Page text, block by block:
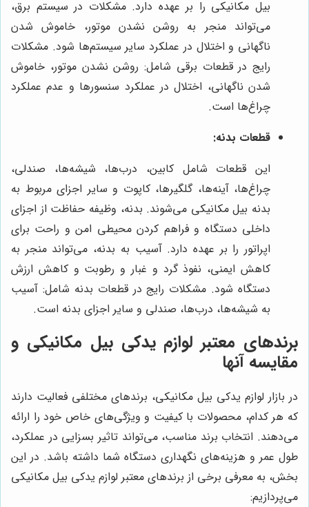
بیل مکانیکی را بر عهده دارد. مشکلات در سیستم برق،
می‌تواند منجر به روشن نشدن موتور، خاموش شدن
ناگهانی و اختلال در عملکرد سایر سیستم‌ها شود. مشکلات
رایج در قطعات برقی شامل: روشن نشدن موتور، خاموش
شدن ناگهانی، اختلال در عملکرد سنسورها و عدم عملکرد
چراغ‌ها است.
قطعات بدنه:
این قطعات شامل کابین، درب‌ها، شیشه‌ها، صندلی،
چراغ‌ها، آینه‌ها، گلگیرها، کاپوت و سایر اجزای مربوط به
بدنه بیل مکانیکی می‌شوند. بدنه، وظیفه حفاظت از اجزای
داخلی دستگاه و فراهم کردن محیطی امن و راحت برای
اپراتور را بر عهده دارد. آسیب به بدنه، می‌تواند منجر به
کاهش ایمنی، نفوذ گرد و غبار و رطوبت و کاهش ارزش
دستگاه شود. مشکلات رایج در قطعات بدنه شامل: آسیب
به شیشه‌ها، درب‌ها، صندلی و سایر اجزای بدنه است.
برندهای معتبر لوازم یدکی بیل مکانیکی و
مقایسه آنها
در بازار لوازم یدکی بیل مکانیکی، برندهای مختلفی فعالیت دارند
که هر کدام، محصولات با کیفیت و ویژگی‌های خاص خود را ارائه
می‌دهند. انتخاب برند مناسب، می‌تواند تاثیر بسزایی در عملکرد،
طول عمر و هزینه‌های نگهداری دستگاه شما داشته باشد. در این
بخش، به معرفی برخی از برندهای معتبر لوازم یدکی بیل مکانیکی
می‌پردازیم: